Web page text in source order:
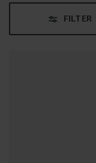
trampoline is dé
hele jaar door in de
of geen weer.
levensduur van je
besparing is op de
Eenvoudige
Daarnaast zorgt de
veilige en
FILTER